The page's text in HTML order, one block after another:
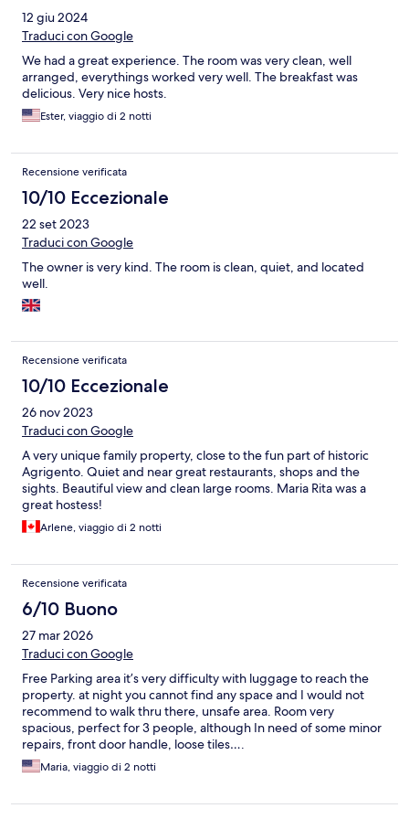
12 giu 2024
Traduci con Google
We had a great experience. The room was very clean, well
arranged, everythings worked very well. The breakfast was
delicious. Very nice hosts.
Ester, viaggio di 2 notti
Recensione verificata
10/10 Eccezionale
22 set 2023
Traduci con Google
The owner is very kind. The room is clean, quiet, and located
well.
Recensione verificata
10/10 Eccezionale
26 nov 2023
Traduci con Google
A very unique family property, close to the fun part of historic
Agrigento. Quiet and near great restaurants, shops and the
sights. Beautiful view and clean large rooms. Maria Rita was a
great hostess!
Arlene, viaggio di 2 notti
Recensione verificata
6/10 Buono
27 mar 2026
Traduci con Google
Free Parking area it’s very difficulty with luggage to reach the
property. at night you cannot find any space and I would not
recommend to walk thru there, unsafe area. Room very
spacious, perfect for 3 people, although In need of some minor
repairs, front door handle, loose tiles….
Maria, viaggio di 2 notti